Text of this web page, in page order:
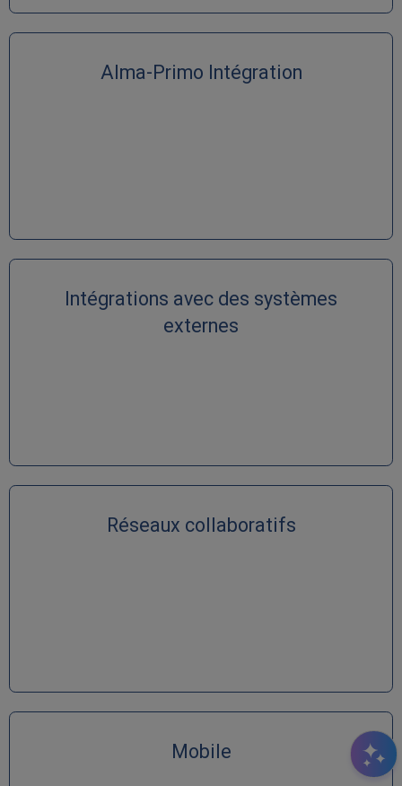
Alma-Primo Intégration
Intégrations avec des systèmes
externes
Réseaux collaboratifs
Mobile